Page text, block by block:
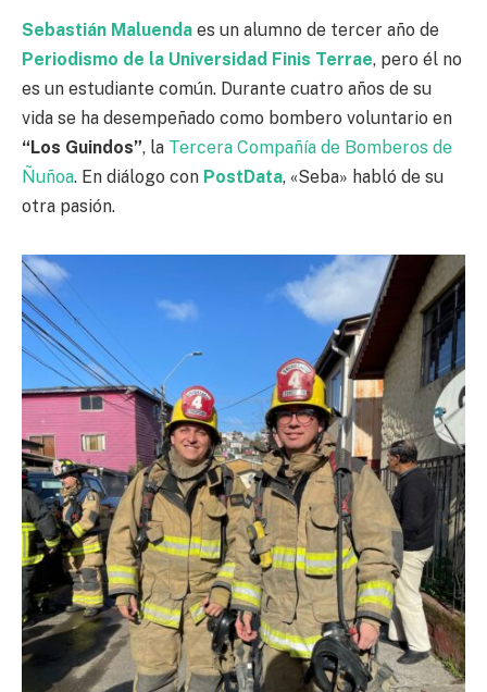
Sebastián Maluenda es un alumno de tercer año de
Periodismo de la Universidad Finis Terrae, pero él no
es un estudiante común. Durante cuatro años de su
vida se ha desempeñado como bombero voluntario en
“Los Guindos”, la Tercera Compañía de Bomberos de
Ñuñoa. En diálogo con PostData, «Seba» habló de su
otra pasión.